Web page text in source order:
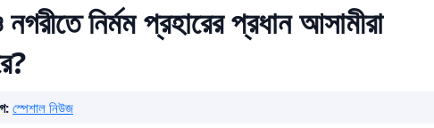
নির্মম প্রহারের প্রধান আসামীরা
স্পেশাল নিউজ